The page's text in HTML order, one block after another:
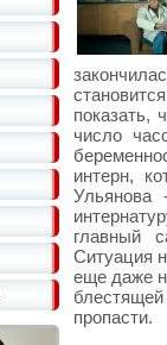
показать,
число
интерн,
Ульянова
главный
Ситуация
еще даже
пропасти.